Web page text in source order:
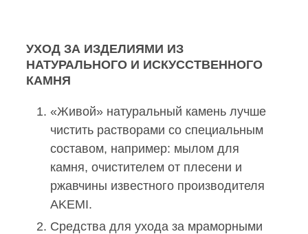
УХОД ЗА ИЗДЕЛИЯМИ ИЗ
НАТУРАЛЬНОГО И ИСКУССТВЕННОГО
КАМНЯ
«Живой» натуральный камень лучше
чистить растворами со специальным
составом, например: мылом для
камня, очистителем от плесени и
ржавчины известного производителя
AKEMI.
Средства для ухода за мраморными